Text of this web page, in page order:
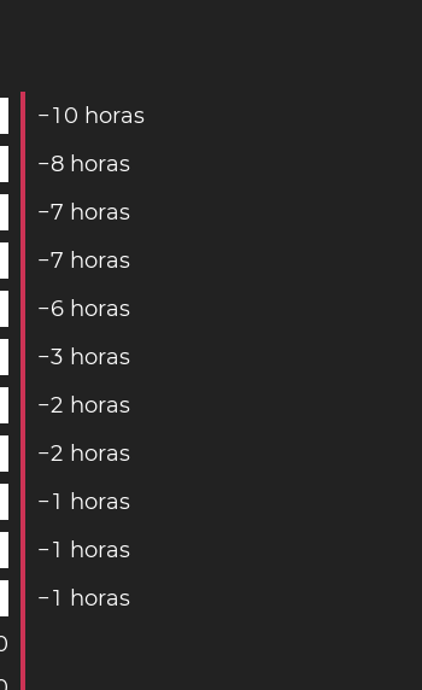
−1 0 horas
−8 horas
−7 horas
−7 horas
−6 horas
−3 horas
−2 horas
−2 horas
−1 horas
−1 horas
−1 horas